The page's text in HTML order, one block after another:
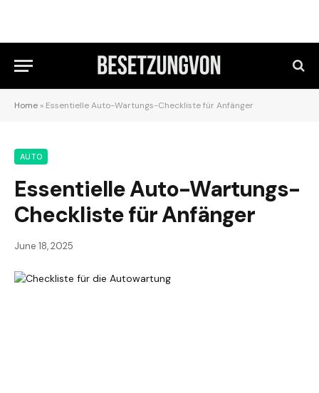
Home » Essentielle Auto-Wartungs-Checkliste für Anfänger
AUTO
Essentielle Auto-Wartungs-
Checkliste für Anfänger
June 18, 2025